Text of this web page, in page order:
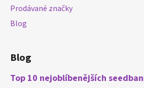
Prodávané značky
Blog
Blog
Top 10 nejoblíbenějších